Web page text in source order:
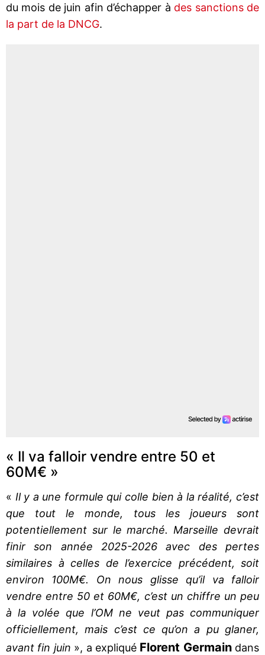
du mois de juin afin d’échapper à des sanctions de
la part de la DNCG.
« Il va falloir vendre entre 50 et
60M€ »
« Il y a une formule qui colle bien à la réalité, c’est
que tout le monde, tous les joueurs sont
potentiellement sur le marché. Marseille devrait
finir son année 2025-2026 avec des pertes
similaires à celles de l’exercice précédent, soit
environ 100M€. On nous glisse qu’il va falloir
vendre entre 50 et 60M€, c’est un chiffre un peu
à la volée que l’OM ne veut pas communiquer
officiellement, mais c’est ce qu’on a pu glaner,
avant fin juin », a expliqué Florent Germaindans